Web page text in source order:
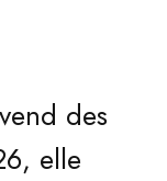
des
elle